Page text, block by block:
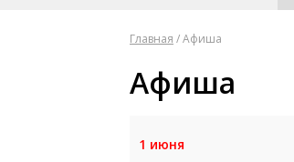
Главная /Афиша
Афиша
1 июня